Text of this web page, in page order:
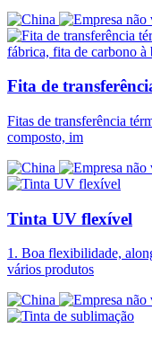
Fita de
Fitas de transferência
composto, im
Tinta UV flexível
1. Boa flexibilidade,
vários produtos